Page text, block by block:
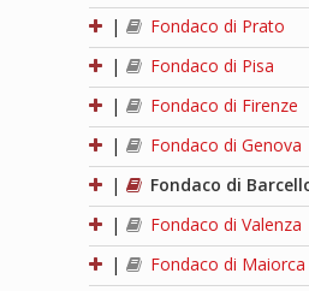
|
Fondaco di Prato
|
Fondaco di Pisa
|
Fondaco di Firenze
|
Fondaco di Genova
|
Fondaco di
|
Fondaco di Valenza
|
Fondaco di Maiorca